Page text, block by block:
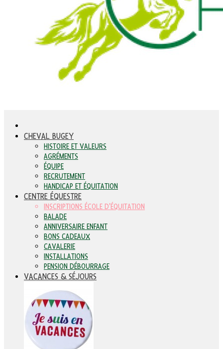
CHEVAL BUGEY
HISTOIRE ET VALEURS
AGRÉMENTS
ÉQUIPE
RECRUTEMENT
HANDICAP ET ÉQUITATION
CENTRE ÉQUESTRE
INSCRIPTIONS ÉCOLE D'ÉQUITATION
BALADE
ANNIVERSAIRE ENFANT
BONS CADEAUX
CAVALERIE
INSTALLATIONS
PENSION DÉBOURRAGE
VACANCES & SÉJOURS